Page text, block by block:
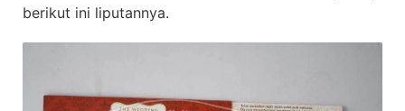
berikut ini liputannya.